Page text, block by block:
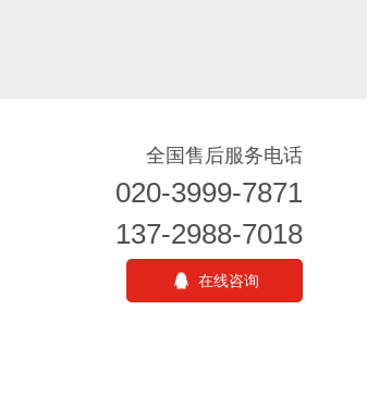
全国售后服务电话
020-3999-7871
137-2988-7018
在线咨询